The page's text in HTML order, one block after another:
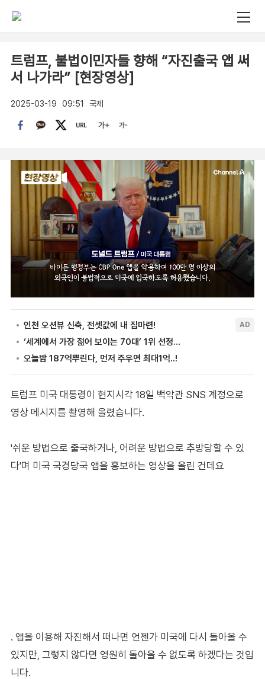
트럼프, 불법이민자들 향해 “자진출국 앱 써
서 나가라” [현장영상]
2025-03-19 09:51 국제
트럼프 미국 대통령이 현지시각 18일 백악관 SNS 계정으로
영상 메시지를 촬영해 올렸습니다.
'쉬운 방법으로 출국하거나, 어려운 방법으로 추방당할 수 있
다'며 미국 국경당국 앱을 홍보하는 영상을 올린 건데요
. 앱을 이용해 자진해서 떠나면 언젠가 미국에 다시 돌아올 수
있지만, 그렇지 않다면 영원히 돌아올 수 없도록 하겠다는 것입
니다.